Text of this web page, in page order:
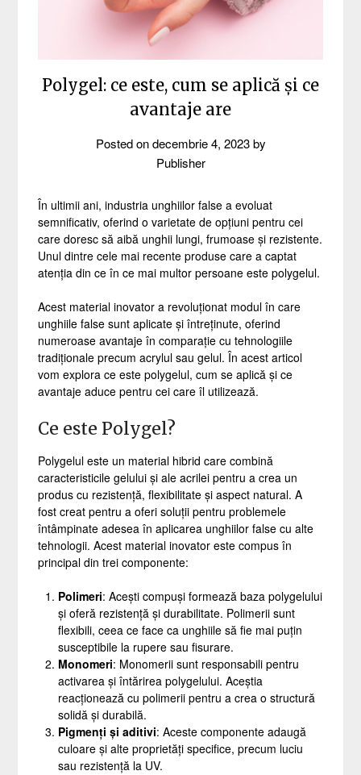
Polygel: ce este, cum se aplică și ce
avantaje are
Posted ondecembrie 4, 2023by
Publisher
În ultimii ani, industria unghiilor false a evoluat
semnificativ, oferind o varietate de opțiuni pentru cei
care doresc să aibă unghii lungi, frumoase și rezistente.
Unul dintre cele mai recente produse care a captat
atenția din ce în ce mai multor persoane este polygelul.
Acest material inovator a revoluționat modul în care
unghiile false sunt aplicate și întreținute, oferind
numeroase avantaje în comparație cu tehnologiile
tradiționale precum acrylul sau gelul. În acest articol
vom explora ce este polygelul, cum se aplică și ce
avantaje aduce pentru cei care îl utilizează.
Ce este Polygel?
Polygelul este un material hibrid care combină
caracteristicile gelului și ale acrilei pentru a crea un
produs cu rezistență, flexibilitate și aspect natural. A
fost creat pentru a oferi soluții pentru problemele
întâmpinate adesea în aplicarea unghiilor false cu alte
tehnologii. Acest material inovator este compus în
principal din trei componente:
Polimeri: Acești compuși formează baza polygelului
și oferă rezistență și durabilitate. Polimerii sunt
flexibili, ceea ce face ca unghiile să fie mai puțin
susceptibile la rupere sau fisurare.
Monomeri: Monomerii sunt responsabili pentru
activarea și întărirea polygelului. Aceștia
reacționează cu polimerii pentru a crea o structură
solidă și durabilă.
Pigmenți și aditivi: Aceste componente adaugă
culoare și alte proprietăți specifice, precum luciu
sau rezistență la UV.